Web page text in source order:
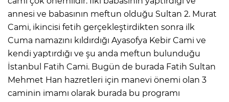
annesi ve babasının meftun olduğu Sultan 2. Murat
Cami, ikincisi fetih gerçekleştirdikten sonra ilk
Cuma namazını kıldırdığı Ayasofya Kebir Cami ve
kendi yaptırdığı ve şu anda meftun bulunduğu
İstanbul Fatih Cami. Bugün de burada Fatih Sultan
Mehmet Han hazretleri için manevi önemi olan 3
caminin imamı olarak burada bu programı